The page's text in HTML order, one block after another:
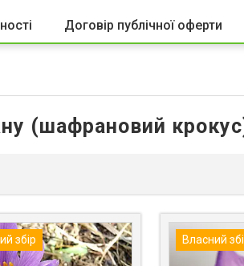
Договір публічної оферти
(шафрановий
збір Власний